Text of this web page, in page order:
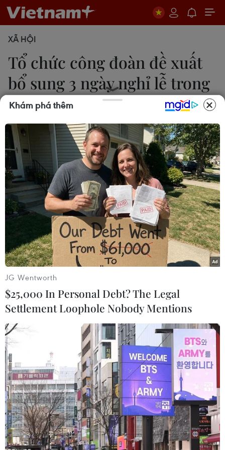
XÃ HỘI
Tổ chức công đoàn đề xuất
bổ sung 3 ngày nghỉ lễ trong
năm
Hồng Kiều
17/09/2019 10:54
Tổng Liên đoàn Lao động Việt Nam đưa ra hai
phương án bổ sung ngày nghỉ lễ trong năm vào
dự thảo Bộ Luật Lao động sửa đổi.
Tổng Liên đoàn Lao động Việt Nam đề xuất giữ nguyên việc bổ
sung thêm ba ngày nghỉ lễ trong năm. (Ảnh: PV/Vietnam+)
Chiều ngày 17/9 tại Hà Nội, trao đổi với phóng
viên về một số vấn đề trong dự thảo Bộ Luật Lao
động sửa đổi, đại diện Tổng Liên đoàn lao động
Việt Nam cho biết sẽ đề xuất bổ sung 3 ngày
Khám phá thêm
JG Wentworth
$25,000 In Personal Debt? The Legal
Settlement Loophole Nobody Mentions